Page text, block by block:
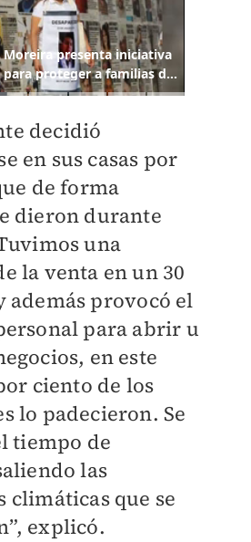
decidió
en sus casas por
de forma
dieron durante
una
la venta en un 30
además provocó el
para abrir u
en este
ciento de los
lo padecieron. Se
tiempo de
las
climáticas que se
explicó.